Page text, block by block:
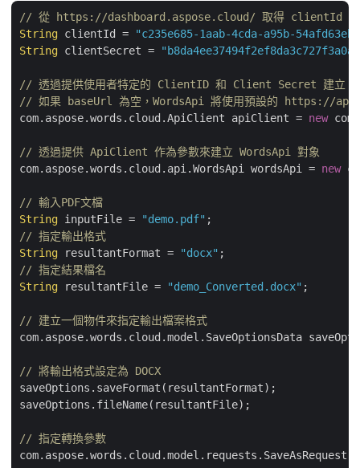
// 從 https://dashboard.aspose.cloud/ 取得 clientId
String clientId =
"c235e685-1aab-4cda-a95b-
String clientSecret =
// 透過提供使用者特定的 ClientID 和 Client Secret 建立
// 如果 baseUrl 為空，WordsApi 將使用預設的 https://
com.aspose.words.cloud.ApiClient apiClient = new
// 透過提供 ApiClient 作為參數來建立 WordsApi 對象
com.aspose.words.cloud.api.WordsApi wordsApi = new
// 輸入PDF文檔
String inputFile = "demo.pdf"
// 指定輸出格式
String resultantFormat = "docx"
// 指定結果檔名
String resultantFile = "demo_Converted.docx" ;
// 建立一個物件來指定輸出檔案格式
com.aspose.words.cloud.model.SaveOptionsData
// 將輸出格式設定為 DOCX
saveOptions.saveFormat(resultantFormat);
saveOptions.fileName(resultantFile);
// 指定轉換參數